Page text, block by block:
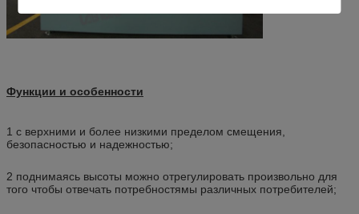
Функции и особенности
1 с верхними и более низкими пределом смещения,
безопасностью и надежностью;
2 поднимаясь высоты можно отрегулировать произвольно для
того чтобы отвечать потребностямы различных потребителей;